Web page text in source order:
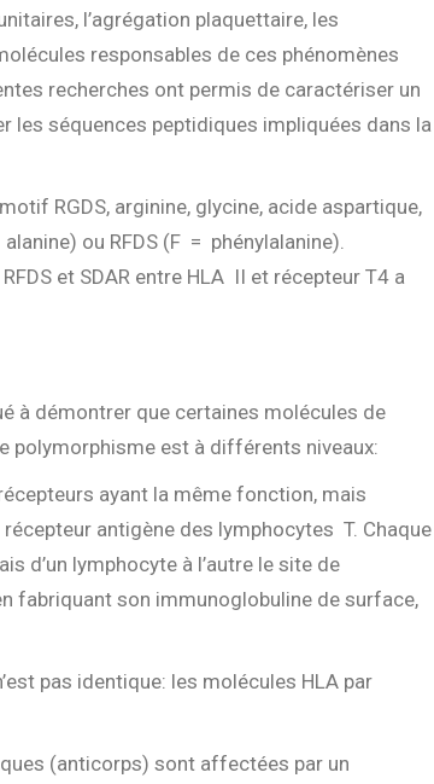
l’agrégation plaquettaire, les
responsables de ces phénomènes
recherches ont permis de caractériser un
les séquences peptidiques impliquées dans la
RGDS, arginine, glycine, acide aspartique,
ou RFDS (F = phénylalanine).
et SDAR entre HLA II et récepteur T4 a
à démontrer que certaines molécules de
polymorphisme est à différents niveaux:
ayant la même fonction, mais
antigène des lymphocytes T. Chaque
d’un lymphocyte à l’autre le site de
fabriquant son immunoglobuline de surface,
pas identique: les molécules HLA par
(anticorps) sont affectées par un